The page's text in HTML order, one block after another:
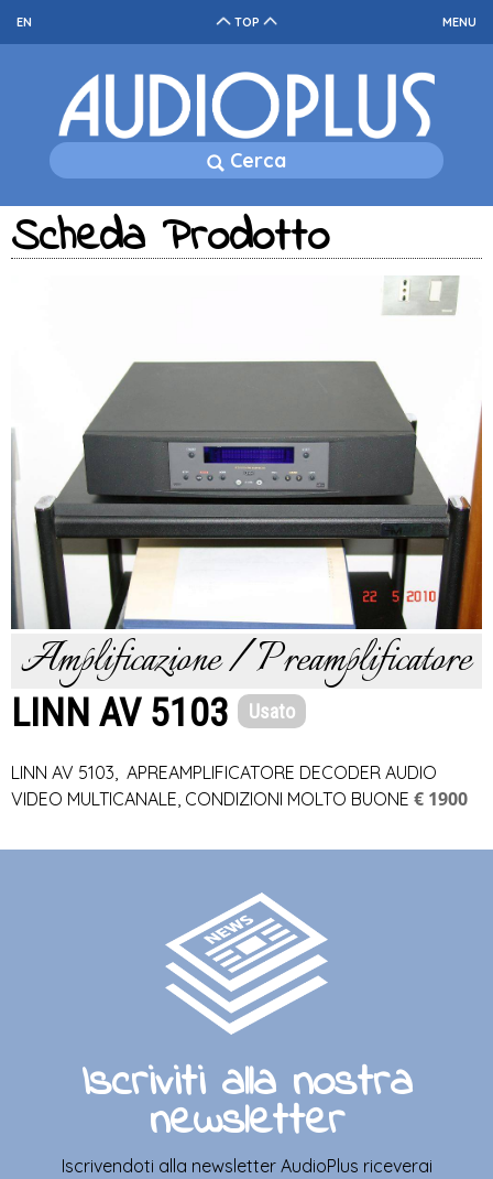
TOP MENU
EN
Cerca
Scheda Prodotto
Amplificazione / Preamplificatore
LINN AV 5103 Usato
LINN AV 5103, APREAMPLIFICATORE DECODER AUDIO
VIDEO MULTICANALE, CONDIZIONI MOLTO BUONE € 1900
Iscriviti alla nostra
newsletter
Iscrivendoti alla newsletter AudioPlus riceverai